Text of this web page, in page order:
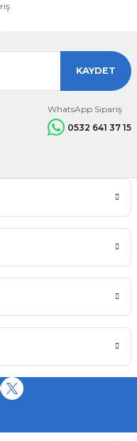
KAYDET
WhatsApp Sipariş
0532 641 37 15